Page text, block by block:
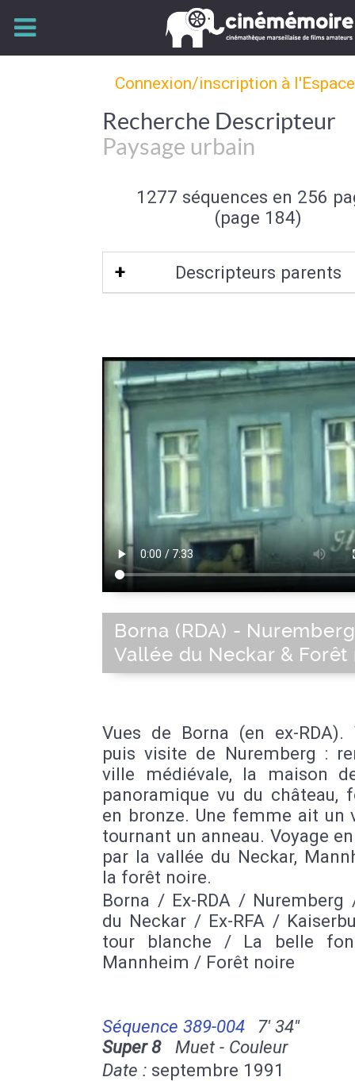
Connexion/inscription à
Recherche Descripteur
Paysage urbain
1277 séquences en 256
(page 184)
Descripteurs parents
Borna (RDA) -
Vallée du Neckar & Forêt
Vues de Borna (en ex-RDA).
puis visite de Nuremberg :
ville médiévale, la maison
panoramique vu du château,
en bronze. Une femme ait un
tournant un anneau. Voyage
par la vallée du Neckar,
la forêt noire.
Borna / Ex-RDA / Nuremberg
du Neckar / Ex-RFA /
tour blanche / La belle
Mannheim / Forêt noire
Séquence 389-004
7' 34''
Super 8Muet - Couleur
Date : septembre 1991